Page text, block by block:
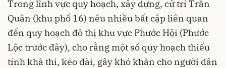
Trong lĩnh vực quy hoạch, xây dựng, cử tri Trần
Quân (khu phố 16) nêu nhiều bất cập liên quan
đến quy hoạch đô thị khu vực Phước Hội (Phước
Lộc trước đây), cho rằng một số quy hoạch thiếu
tính khả thi, kéo dài, gây khó khăn cho người dân